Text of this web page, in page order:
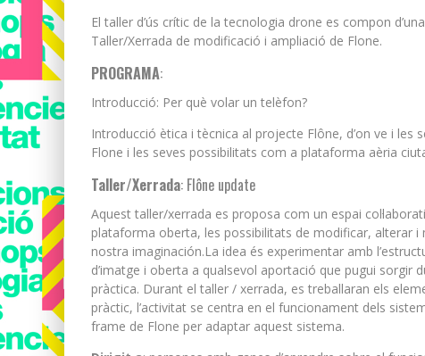
El taller d’ús crític de la tecnologia drone es compon
Taller/Xerrada de modificació i ampliació de Flone.
PROGRAMA:
Introducció: Per què volar un telèfon?
Introducció ètica i tècnica al projecte Flône, d’on ve i les
Flone i les seves possibilitats com a plataforma aèria
Taller/Xerrada: Flône update
Aquest taller/xerrada es proposa com un espai
plataforma oberta, les possibilitats de modificar, alterar
nostra imaginación.La idea és experimentar amb
d’imatge i oberta a qualsevol aportació que pugui sorgir
pràctica. Durant el taller / xerrada, es treballaran els
pràctic, l’activitat se centra en el funcionament dels
frame de Flone per adaptar aquest sistema.